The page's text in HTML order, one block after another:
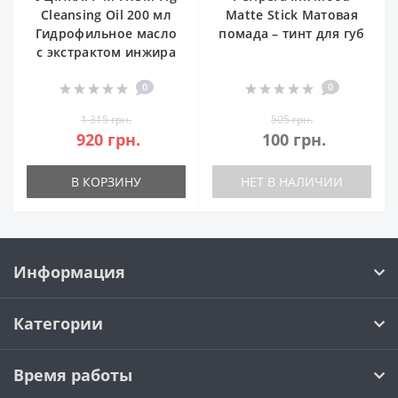
Cleansing Oil 200 мл
Гидрофильное масло
с экстрактом инжира
0
1 315 грн.
920 грн.
В КОРЗИНУ
Matte Stick Матовая
помада – тинт для губ
0
505 грн.
100 грн.
НЕТ В НАЛИЧИИ
Информация
Категории
Время работы